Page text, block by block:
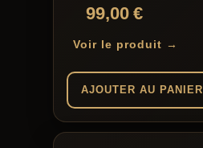
Note
5.0099,00€
Voir le produit →
AJOUTER AU PANIER